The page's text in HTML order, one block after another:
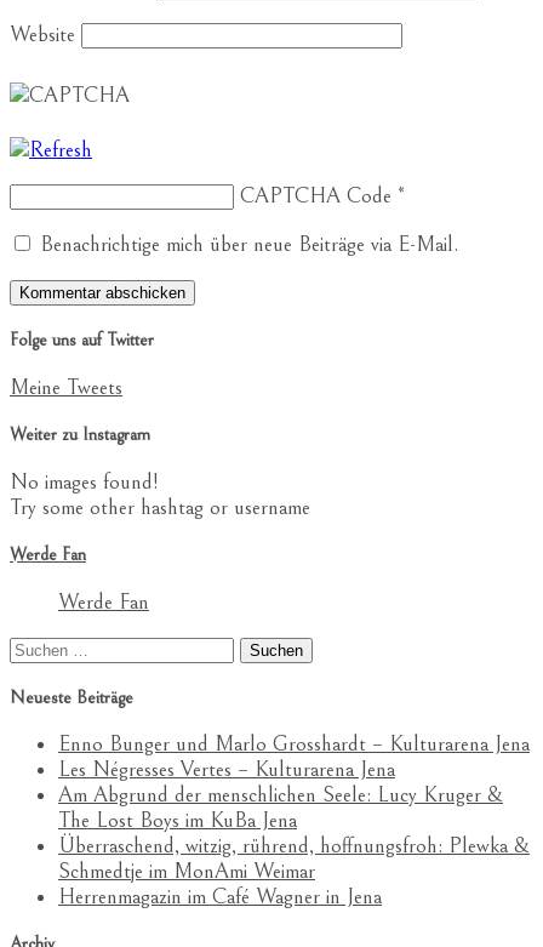
Website
CAPTCHA Code *
Benachrichtige mich über neue Beiträge via E-Mail.
Folge uns auf Twitter
Meine Tweets
Weiter zu Instagram
No images found!
Try some other hashtag or username
Werde Fan
Werde Fan
Suchen
Neueste Beiträge
Enno Bunger und Marlo Grosshardt – Kulturarena Jena
Les Négresses Vertes – Kulturarena Jena
Am Abgrund der menschlichen Seele: Lucy Kruger &
The Lost Boys im KuBa Jena
Überraschend, witzig, rührend, hoffnungsfroh: Plewka &
Schmedtje im MonAmi Weimar
Herrenmagazin im Café Wagner in Jena